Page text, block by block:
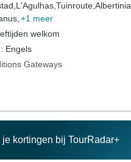
L'Agulhas, Tuinroute, Albertinia,
+1 meer
welkom
Engels
Gateways
kortingen bij TourRadar+